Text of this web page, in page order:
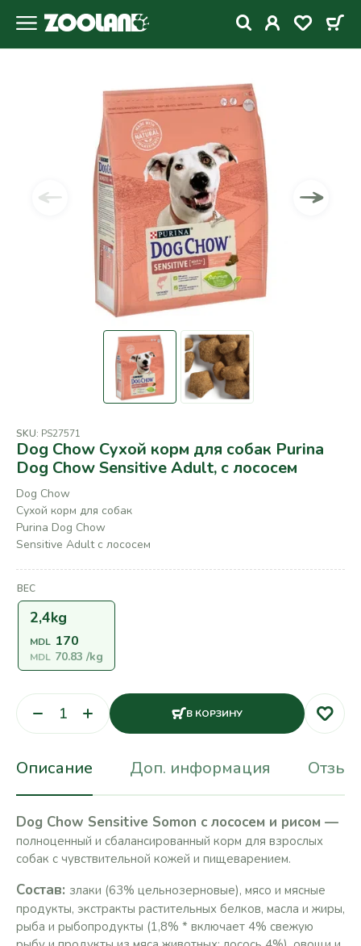
SKU: PS27571
Dog Chow Сухой корм для собак Purina
Dog Chow Sensitive Adult, с лососем
Dog Chow
Сухой корм для собак
Purina Dog Chow
Sensitive Adult с лососем
ВЕС
2,4kg
MDL 170
MDL 70.83 /kg
В КОРЗИНУ
Описание Доп. информация
Dog Chow Sensitive Somon с лососем и рисом —
полноценный и сбалансированный корм для взрослых
собак с чувствительной кожей и пищеварением.
Состав: злаки (63% цельнозерновые), мясо и мясные
продукты, экстракты растительных белков, масла и жиры,
рыба и рыбопродукты (1,8% * включает 4% свежую